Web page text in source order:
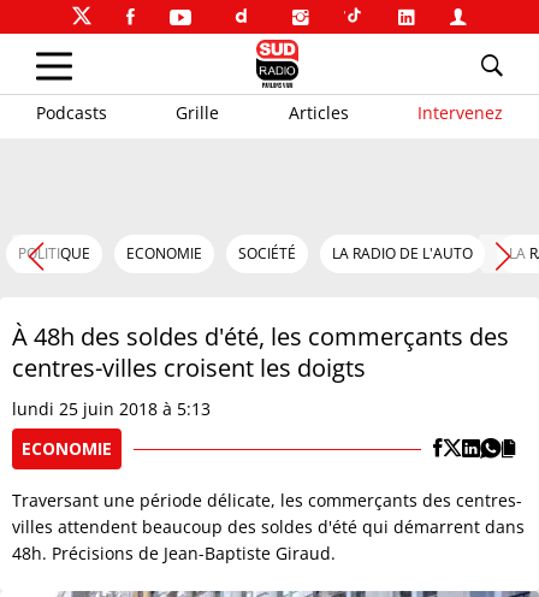
Podcasts Grille Articles Intervenez
POLITIQUE ECONOMIE SOCIÉTÉ LA RADIO DE L'AUTO LA
À 48h des soldes d'été, les commerçants des
centres-villes croisent les doigts
lundi 25 juin 2018 à 5:13
ECONOMIE
Traversant une période délicate, les commerçants des centres-
villes attendent beaucoup des soldes d'été qui démarrent dans
48h. Précisions de Jean-Baptiste Giraud.